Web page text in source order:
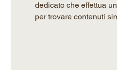
dedicato che effettua
per trovare contenuti